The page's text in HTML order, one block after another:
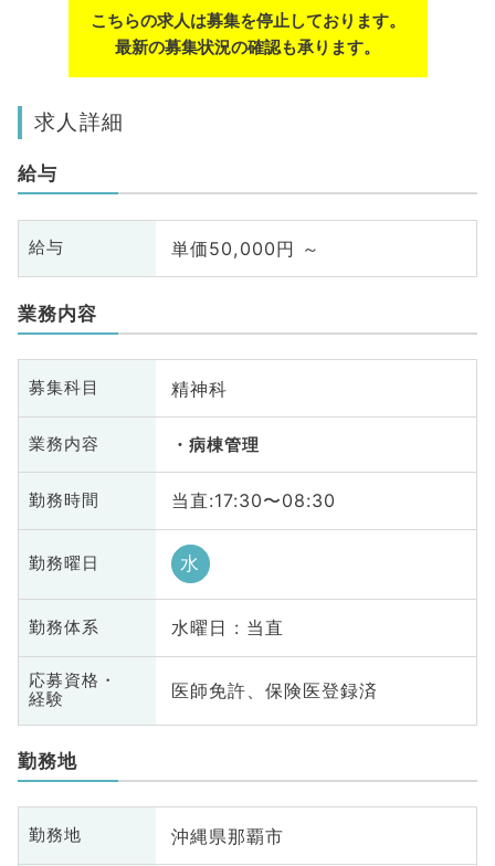
こちらの求人は募集を停止しております。
最新の募集状況の確認も承ります。
求人詳細
給与
給与 単価50,000円 ～
業務内容
募集科目 精神科
業務内容 病棟管理
勤務時間 当直:17:30〜08:30
勤務曜日 水
勤務体系 水曜日 : 当直
応募資格・
経験
医師免許、保険医登録済
勤務地
勤務地 沖縄県那覇市